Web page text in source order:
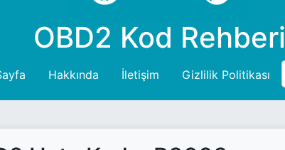
OBD2 Kod Rehberi
Hakkında İletişim Gizlilik Politikası